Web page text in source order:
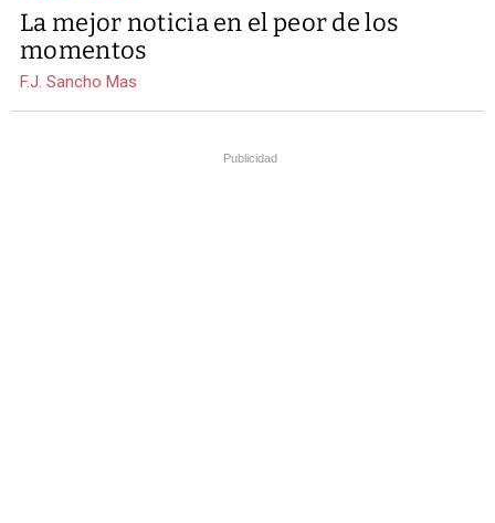
La mejor noticia en el peor de los
momentos
F.J. Sancho Mas
Publicidad